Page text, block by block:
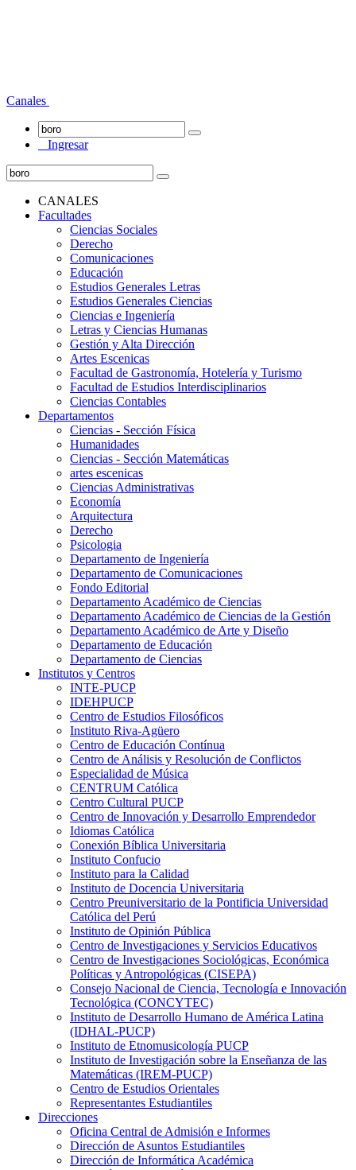
Canales
Ingresar
CANALES
Facultades
Ciencias Sociales
Derecho
Comunicaciones
Educación
Estudios Generales Letras
Estudios Generales Ciencias
Ciencias e Ingeniería
Letras y Ciencias Humanas
Gestión y Alta Dirección
Artes Escenicas
Facultad de Gastronomía, Hotelería y Turismo
Facultad de Estudios Interdisciplinarios
Ciencias Contables
Departamentos
Ciencias - Sección Física
Humanidades
Ciencias - Sección Matemáticas
artes escenicas
Ciencias Administrativas
Economía
Arquitectura
Derecho
Psicologia
Departamento de Ingeniería
Departamento de Comunicaciones
Fondo Editorial
Departamento Académico de Ciencias
Departamento Académico de Ciencias de la Gestión
Departamento Académico de Arte y Diseño
Departamento de Educación
Departamento de Ciencias
Institutos y Centros
INTE-PUCP
IDEHPUCP
Centro de Estudios Filosóficos
Instituto Riva-Agüero
Centro de Educación Contínua
Centro de Análisis y Resolución de Conflictos
Especialidad de Música
CENTRUM Católica
Centro Cultural PUCP
Centro de Innovación y Desarrollo Emprendedor
Idiomas Católica
Conexión Bíblica Universitaria
Instituto Confucio
Instituto para la Calidad
Instituto de Docencia Universitaria
Centro Preuniversitario de la Pontificia Universidad
Católica del Perú
Instituto de Opinión Pública
Centro de Investigaciones y Servicios Educativos
Centro de Investigaciones Sociológicas, Económica
Políticas y Antropológicas (CISEPA)
Consejo Nacional de Ciencia, Tecnología e Innovación
Tecnológica (CONCYTEC)
Instituto de Desarrollo Humano de América Latina
(IDHAL-PUCP)
Instituto de Etnomusicología PUCP
Instituto de Investigación sobre la Enseñanza de las
Matemáticas (IREM-PUCP)
Centro de Estudios Orientales
Representantes Estudiantiles
Direcciones
Oficina Central de Admisión e Informes
Dirección de Asuntos Estudiantiles
Dirección de Informática Académica